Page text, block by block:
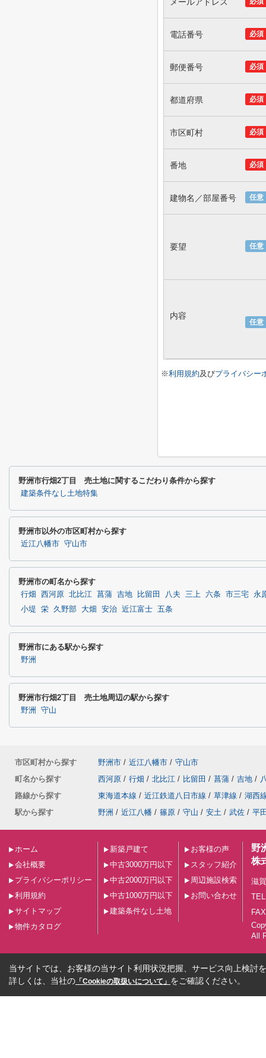
必須
電話番号
必須
郵便番号
必須
都道府県
必須
市区町村
必須
番地
任意
建物名／部屋番号
任意
要望
任意
内容
※利用規約及びプライバシー
野洲市行畑2丁目 売土地に関するこだわり条件から探す
建築条件なし土地特集
野洲市以外の市区町村から探す
近江八幡市 守山市
野洲市の町名から探す
行畑 西河原 北比江 菖蒲 吉地 比留田 八夫 三上 六条 市三宅 永
小堤
栄 久野部 大畑 安治 近江富士 五条
野洲市にある駅から探す
野洲
野洲市行畑2丁目 売土地周辺の駅から探す
野洲 守山
市区町村から探す 野洲市 / 近江八幡市 / 守山市
町名から探す
西河原 / 行畑 / 北比江 / 比留田 / 菖蒲 / 吉地 /
路線から探す
東海道本線 / 近江鉄道八日市線 / 草津線 / 湖西
駅から探す
野洲 / 近江八幡 / 篠原 / 守山 / 安土 / 武佐 / 平
ホーム
会社概要
プライバシーポリシー
利用規約
サイトマップ
物件カタログ
新築戸建て
中古3000万円以下
中古2000万円以下
中古1000万円以下
建築条件なし土地
お客様の声
スタッフ紹介
周辺施設検索
お問い合わせ
野
株
滋
All
当サイトでは、お客様の当サイト利用状況把握、サービス向上検討
詳しくは、当社の 「Cookieの取扱いについて」 をご確認ください。